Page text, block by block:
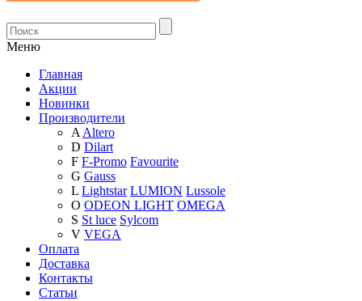
Меню
Главная
Акции
Новинки
Производители
AAltero
D Dilart
F F-Promo Favourite
G Gauss
L Lightstar LUMION Lussole
O ODEON LIGHT OMEGA
S St luce Sylcom
V VEGA
Оплата
Доставка
Контакты
Статьи